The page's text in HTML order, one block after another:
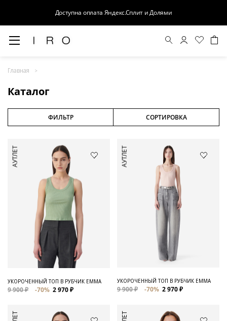
Доступна оплата Яндекс.Сплит и Долями
Главная
Каталог
Кожа
Обувь и Аксессуары
Для нее
ФИЛЬТР СОРТИРОВКА
АУТЛЕТ
УКОРОЧЕННЫЙ ТОП В РУБЧИК EMMA
9 900 ₽ -70% 2 970 ₽
АУТЛЕТ
УКОРОЧЕННЫЙ ТОП В РУБЧИК EMMA
9 900 ₽ -70% 2 970 ₽